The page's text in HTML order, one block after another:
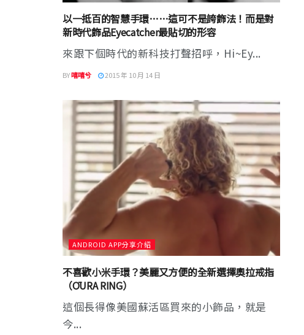
以一抵百的智慧手環……這可不是誇飾法！而是對
新時代飾品Eyecatcher最貼切的形容
來跟下個時代的新科技打聲招呼，Hi~Ey...
BY嘻嘻兮 2015 年 10 月 14 日
ANDROID APP分享介紹
不喜歡小米手環？美麗又方便的全新選擇奧拉戒指
（ŌURA RING）
這個長得像美國蘇活區買來的小飾品，就是
今...